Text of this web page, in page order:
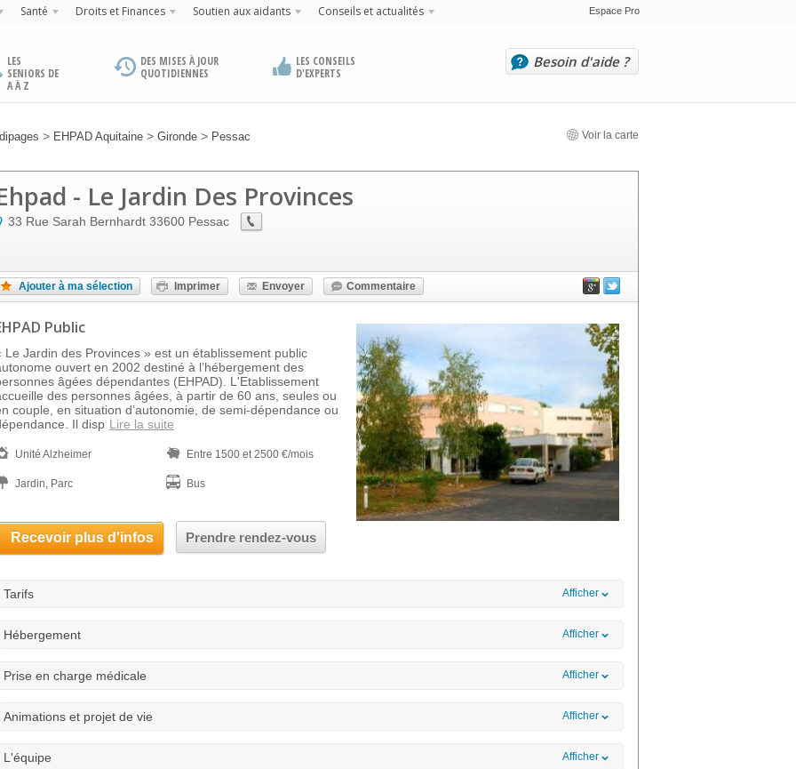
Santé Droits et Finances Soutien aux aidants Conseils et actualités Espace Pro
LES
SENIORS DE
A À Z
DES MISES À JOUR
QUOTIDIENNES
LES CONSEILS
D'EXPERTS
Besoin d'aide ?
> EHPAD Aquitaine > Gironde > Pessac Voir la carte
- Le Jardin Des Provinces
33 Rue Sarah Bernhardt 33600 Pessac
Ajouter à ma sélection Imprimer Envoyer Commentaire
Public
Le Jardin des Provinces » est un établissement public
ouvert en 2002 destiné à l’hébergement des
âgées dépendantes (EHPAD). L'Etablissement
des personnes âgées, à partir de 60 ans, seules ou
couple, en situation d’autonomie, de semi-dépendance ou
Il disp Lire la suite
Unité Alzheimer Entre 1500 et 2500 €/mois
Jardin, Parc Bus
Recevoir plus d'infos Prendre rendez-vous
Tarifs Afficher
Hébergement Afficher
Prise en charge médicale Afficher
Animations et projet de vie Afficher
L'équipe Afficher